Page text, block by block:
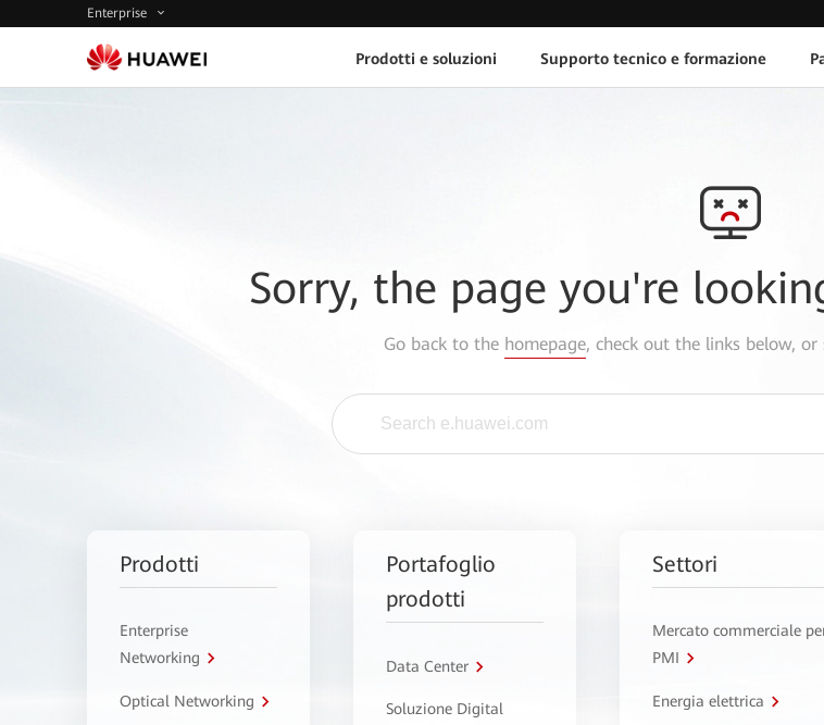
Enterprise
Prodotti e soluzioni Supporto tecnico e formazione
Sorry, the page you're
Go back to the homepage, check out the links below,
Prodotti
Enterprise
Networking
Optical Networking
Portafoglio
prodotti
Data Center
Soluzione Digital
Settori
Mercato commerciale
PMI
Energia elettrica